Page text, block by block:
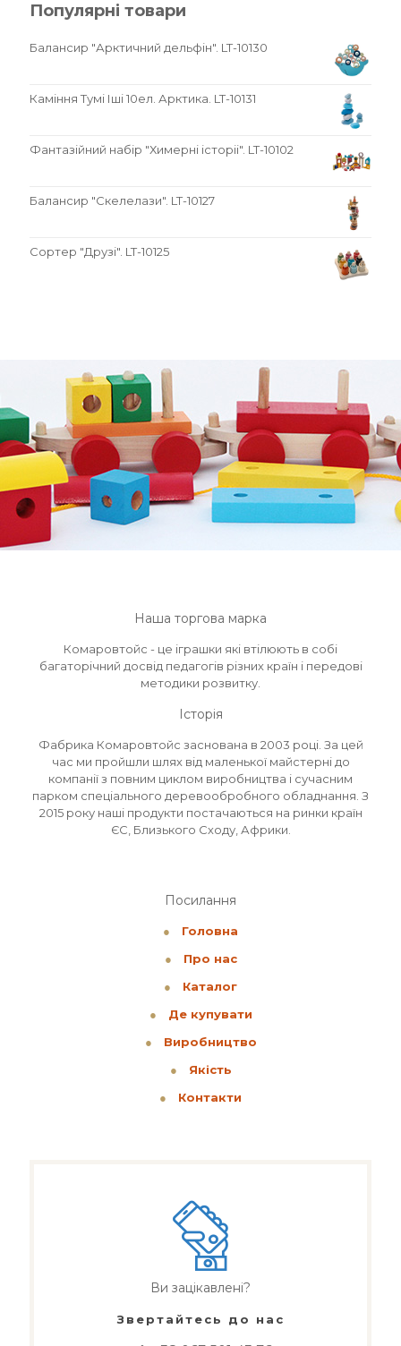
Популярні товари
Балансир "Арктичний дельфін". LT-10130
Каміння Тумі Іші 10ел. Арктика. LT-10131
Фантазійний набір "Химерні історіі". LT-10102
Балансир "Скелелази". LT-10127
Сортер "Друзі". LT-10125
Наша торгова марка
Комаровтойс - це іграшки які втілюють в собі
багаторічний досвід педагогів різних країн і передові
методики розвитку.
Історія
Фабрика Комаровтойс заснована в 2003 році. За цей
час ми пройшли шлях від маленької майстерні до
компанії з повним циклом виробництва і сучасним
парком спеціального деревообробного обладнання. З
2015 року наші продукти постачаються на ринки країн
ЄС, Близького Сходу, Африки.
Посилання
●
Головна
●
Про нас
●
Каталог
●
Де купувати
●
Виробництво
●
Якість
●
Контакти
Ви зацікавлені?
Звертайтесь до нас